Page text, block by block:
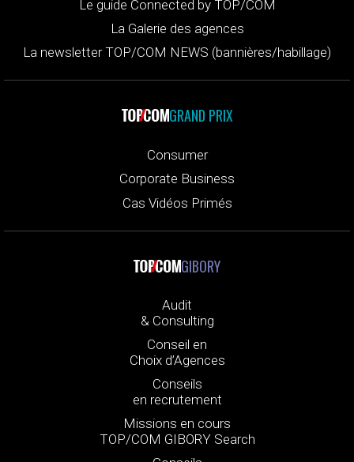
Le guide Connected by TOP/COM
La Galerie des agences
La newsletter TOP/COM NEWS (bannières/habillage)
GRAND PRIX
Consumer
Corporate Business
Cas Vidéos Primés
GIBORY
Audit
& Consulting
Conseil en
Choix d’Agences
Conseils
en recrutement
Missions en cours
TOP/COM GIBORY Search